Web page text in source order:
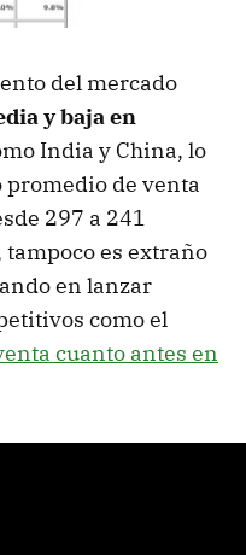
del mercado
y baja en
India y China, lo
promedio de venta
297 a 241
es extraño
en lanzar
como el
cuanto antes en